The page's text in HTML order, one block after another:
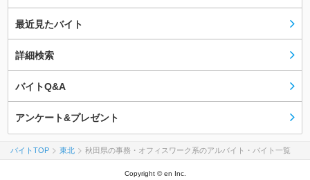
最近見たバイト
詳細検索
バイトQ&A
アンケート&プレゼント
バイトTOP 東北 秋田県の事務・オフィスワーク系のアルバイト・バイト一覧
Copyright © en Inc.